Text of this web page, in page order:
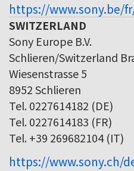
https://www.sony.be/
SWITZERLAND
Sony Europe B.V.
Schlieren/Switzerland
Wiesenstrasse 5
8952 Schlieren
Tel. 0227614182 (DE)
Tel. 0227614183 (FR)
Tel. +39 269682104 (IT)
https://www.sony.ch/